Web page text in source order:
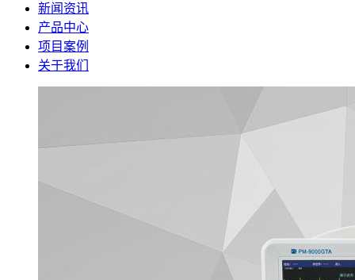
新闻资讯
产品中心
项目案例
关于我们